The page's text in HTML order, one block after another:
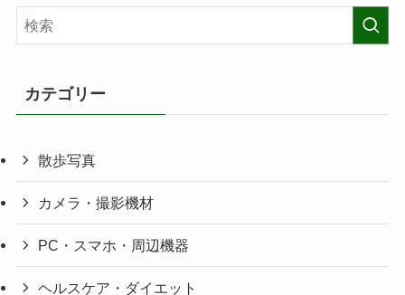
カテゴリー
散歩写真
カメラ・撮影機材
PC・スマホ・周辺機器
ヘルスケア・ダイエット